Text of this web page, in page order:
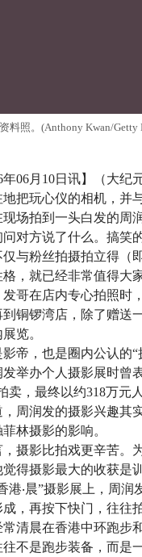
料照。(Anthony Kwan/Getty
年06月10日讯】（大
把玩心仪的相机，并
现场拍到一头白发的周
对方说了什么。搞笑
仅与粉丝拍摄拍立得（
，就已经非常值得大
哥在店内专心拍照时
铜锣湾店，除了赠送
览。
帝，也是圈内公认的
发举办个人摄影展时曾
卖，最终以约318万元
周润发的摄影兴趣其
林摄影的影响。
，摄影比拍戏更辛苦。
得摄影最大的收获是
港‧晨”摄影展上，周
，再按下快门，往往
常清晨在香港中环跑步
不是跑步装备，而是